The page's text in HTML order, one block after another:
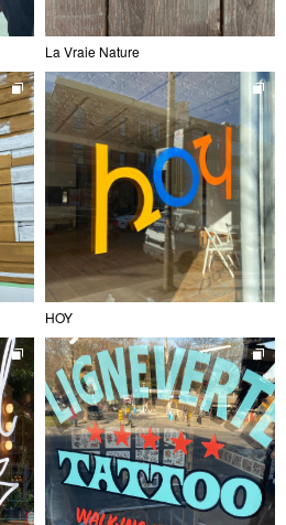
La Vraie Nature
HOY